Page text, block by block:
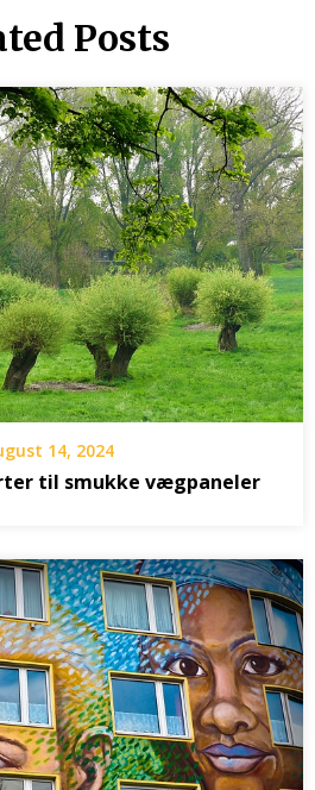
Posts
14, 2024
til smukke vægpaneler